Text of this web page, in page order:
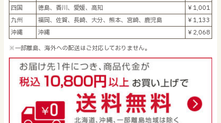
四国
徳島、香川、愛媛、高知
￥1,001
九州
福岡、佐賀、長崎、大分、熊本、宮崎、鹿児島
￥1,133
沖縄
沖縄
￥2,068
※一部離島、海外への配送はご対応しておりません。